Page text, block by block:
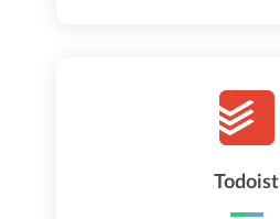
Todoist